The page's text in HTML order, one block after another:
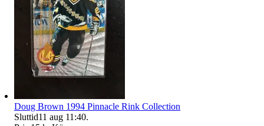
Doug Brown 1994 Pinnacle Rink Collection
Sluttid11 aug 11:40.